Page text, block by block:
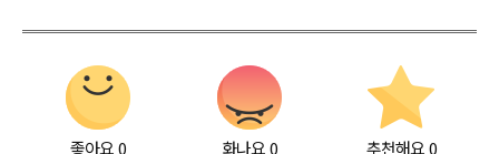
좋아요0 화나요0 추천해요 0